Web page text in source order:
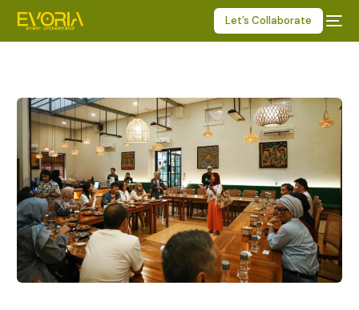
Let’s Collaborate